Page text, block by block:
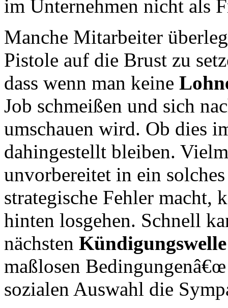
im Unternehmen nicht als
Manche Mitarbeiter
Pistole auf die Brust zu
dass wenn man keine
Job schmeißen und sich
umschauen wird. Ob dies
dahingestellt bleiben.
unvorbereitet in ein
strategische Fehler macht,
hinten losgehen. Schnell
nächsten Kündigungswelle
maßlosen
sozialen Auswahl die